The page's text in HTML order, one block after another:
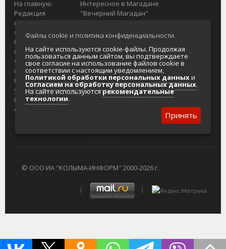
На главную
Редакция
портала
О проекте
Реклама на
портале
Отзывы и
предложения
Интернет-
услуги
Разработка
сайтов
Интересное в Магадане
"Вечерний Магадан"
Городская доска объявлений
Главный туристический портал
Колымы
Политика в отношении обработки
персональных данных
Согласие на обработку персональных
данных
© ООО ИА "КОЛЫМА-ИНФОРМ" 2000-2026 г.
Файлы cookie и политика конфиденциальности.
На сайте используются cookie-файлы. Продолжая
пользоваться данным сайтом, вы подтверждаете
свое согласие на использование файлов cookie в
соответствии с настоящим уведомлением,
Политикой обработки персональных данныхи
Согласием на обработку персональных данных.
На сайте используютсярекомендательные
технологии.
Принять